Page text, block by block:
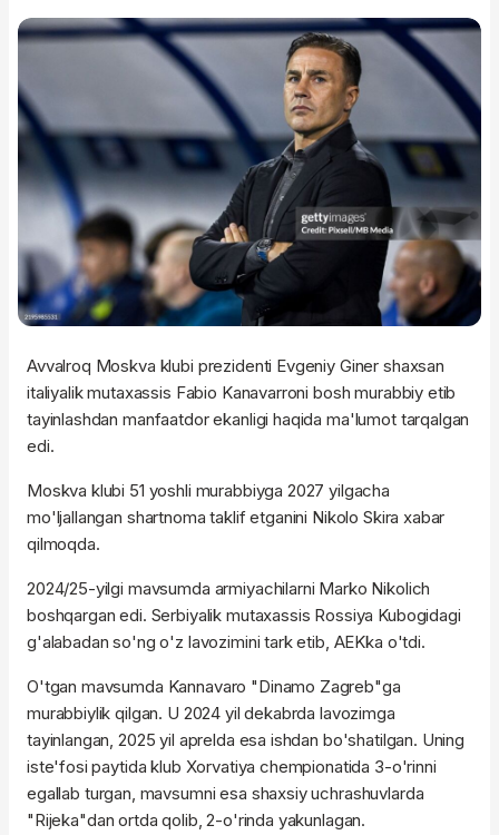
Avvalroq Moskva klubi prezidenti Evgeniy Giner shaxsan
italiyalik mutaxassis Fabio Kanavarroni bosh murabbiy etib
tayinlashdan manfaatdor ekanligi haqida ma'lumot tarqalgan
edi.
Moskva klubi 51 yoshli murabbiyga 2027 yilgacha
mo'ljallangan shartnoma taklif etganini Nikolo Skira xabar
qilmoqda.
2024/25-yilgi mavsumda armiyachilarni Marko Nikolich
boshqargan edi. Serbiyalik mutaxassis Rossiya Kubogidagi
g'alabadan so'ng o'z lavozimini tark etib, AEKka o'tdi.
O'tgan mavsumda Kannavaro "Dinamo Zagreb"ga
murabbiylik qilgan. U 2024 yil dekabrda lavozimga
tayinlangan, 2025 yil aprelda esa ishdan bo'shatilgan. Uning
iste'fosi paytida klub Xorvatiya chempionatida 3-o'rinni
egallab turgan, mavsumni esa shaxsiy uchrashuvlarda
"Rijeka"dan ortda qolib, 2-o'rinda yakunlagan.